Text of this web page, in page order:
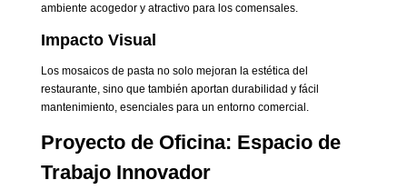
ambiente acogedor y atractivo para los comensales.
Impacto Visual
Los mosaicos de pasta no solo mejoran la estética del
restaurante, sino que también aportan durabilidad y fácil
mantenimiento, esenciales para un entorno comercial.
Proyecto de Oficina: Espacio de
Trabajo Innovador